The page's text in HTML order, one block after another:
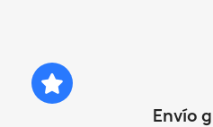
Envío